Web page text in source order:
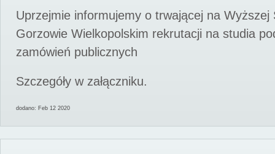
Uprzejmie informujemy o trwającej na Wyższej
Gorzowie Wielkopolskim rekrutacji na studia
zamówień publicznych
Szczegóły w załączniku.
dodano: Feb 12 2020